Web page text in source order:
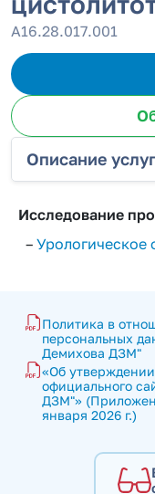
А16.28.017.001
Описание
Исследование
– Урологическое
Политика в
персональных
Демихова ДЗМ"
«Об
официального
ДЗМ"»
января 2026 г.)